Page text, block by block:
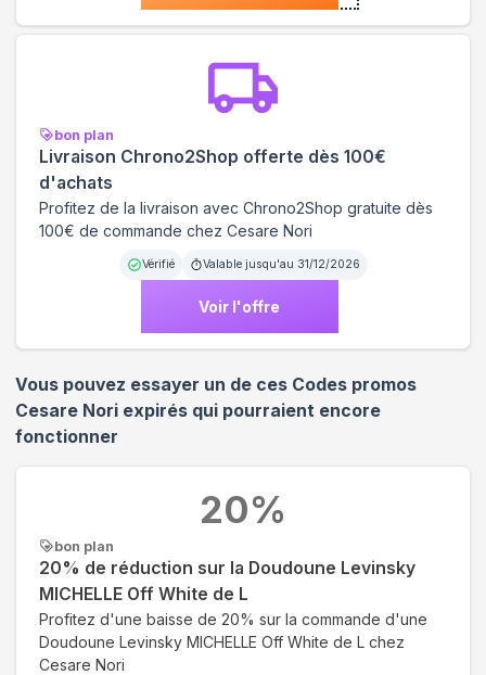
bon plan
Livraison Chrono2Shop offerte dès 100€
d'achats
Profitez de la livraison avec Chrono2Shop gratuite dès
100€ de commande chez Cesare Nori
Vérifié Valable jusqu'au 31/12/2026
Voir l'offre
Vous pouvez essayer un de ces Codes promos
Cesare Nori expirés qui pourraient encore
fonctionner
bon plan
20% de réduction sur la Doudoune Levinsky
MICHELLE Off White de L
Profitez d'une baisse de 20% sur la commande d'une
Doudoune Levinsky MICHELLE Off White de L chez
Cesare Nori
20%